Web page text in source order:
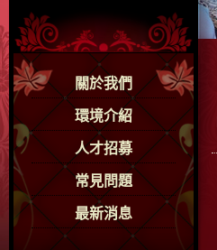
關於我們
環境介紹
人才招募
常見問題
最新消息